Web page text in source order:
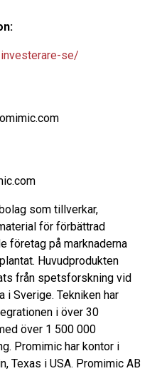
se/
som tillverkar,
för förbättrad
företag på marknaderna
Huvudprodukten
från spetsforskning vid
i Sverige. Tekniken har
i över 30
över 1 500 000
Promimic har kontor i
Texas i USA. Promimic AB